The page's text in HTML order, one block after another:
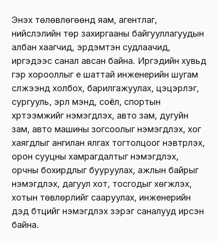
Энэхүү төлөвлөгөөнд яам, агентлаг,
нийслэлийн төр захиргааны байгууллагуудын
албан хаагчид, эрдэмтэн судлаачид,
иргэдээс санал авсан байна. Иргэдийн хувьд
гэр хорооллыг үе шаттай инженерийн шугам
сүлжээнд холбох, барилгажуулах, цэцэрлэг,
сургууль, эрүүл мэнд, соёл, спортын
хүртээмжийг нэмэгдүүлэх, авто зам, дугуйн
зам, авто машины зогсоолыг нэмэгдүүлэх, хог
хаягдлыг ангилан ялгах тогтолцоог нэвтрүүлэх,
орон сууцны хамрагдалтыг нэмэгдүүлэх,
орчны бохирдлыг бууруулах, ажлын байрыг
нэмэгдүүлэх, дагуул хот, тосгодыг хөгжүүлэх,
хотын төвлөрлийг сааруулах, инженерийн
дэд бүтцийг нэмэгдүүлэх зэрэг саналууд ирсэн
байна.